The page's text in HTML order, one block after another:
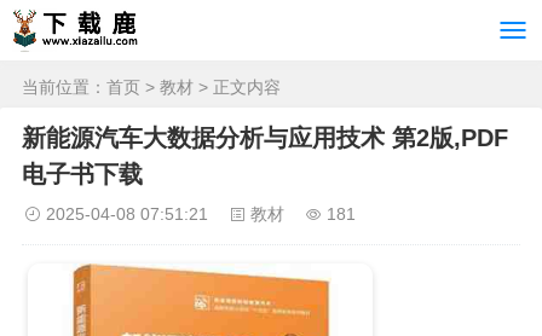
当前位置： 首页 > 教材 > 正文内容
新能源汽车大数据分析与应用技术 第2版,PDF
电子书下载
2025-04-08 07:51:21 教材 181